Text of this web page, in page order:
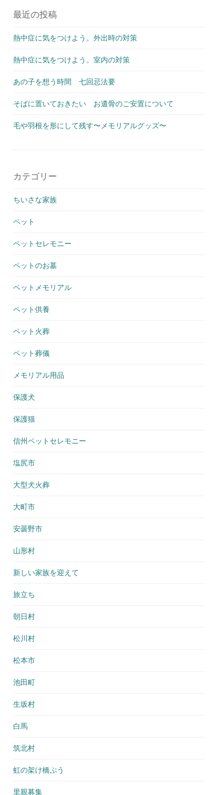
最近の投稿
熱中症に気をつけよう。外出時の対策
熱中症に気をつけよう。室内の対策
あの子を想う時間 七回忌法要
そばに置いておきたい お遺骨のご安置について
毛や羽根を形にして残す〜メモリアルグッズ〜
カテゴリー
ちいさな家族
ペット
ペットセレモニー
ペットのお墓
ペットメモリアル
ペット供養
ペット火葬
ペット葬儀
メモリアル用品
保護犬
保護猫
信州ペットセレモニー
塩尻市
大型犬火葬
大町市
安曇野市
山形村
新しい家族を迎えて
旅立ち
朝日村
松川村
松本市
池田町
生坂村
白馬
筑北村
虹の架け橋ぷう
里親募集